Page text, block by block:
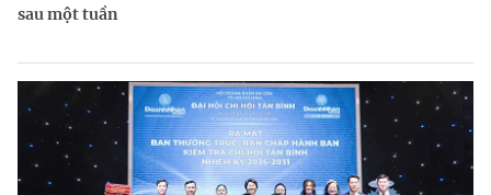
sau một tuần